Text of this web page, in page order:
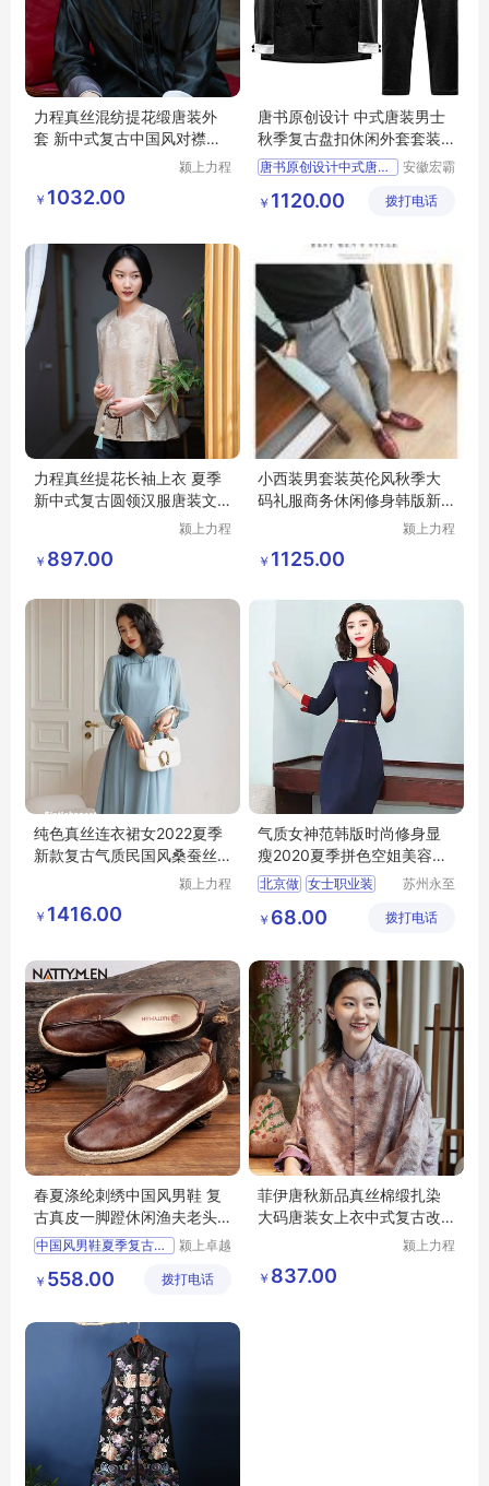
力程真丝混纺提花缎唐装外
套 新中式复古中国风对襟女
颍上力程
￥ 1032.00
唐书原创设计 中式唐装男士
秋季复古盘扣休闲外套套装 1
00苎麻
唐书原创设计中式唐装男
安徽宏霸
有限公司
￥ 1120.00 拨打电话
力程真丝提花长袖上衣 夏季
新中式复古圆领汉服唐装文
颍上力程
￥ 897.00
小西装男套装英伦风秋季大
码礼服商务休闲修身韩版新
颍上力程
￥ 1125.00
纯色真丝连衣裙女2022夏季
新款复古气质民国风桑蚕丝
颍上力程
￥ 1416.00
气质女神范韩版时尚修身显
瘦2020夏季拼色空姐美容院
职业装连衣裙
北京做 女士职业装
北京做校服的工厂
苏州永至
限公司
￥ 68.00 拨打电话
春夏涤纶刺绣中国风男鞋 复
古真皮一脚蹬休闲渔夫老头
布僧鞋
中国风男鞋夏季复古渔夫鞋
颍上卓越
有限公司
￥ 558.00 拨打电话
菲伊唐秋新品真丝棉缎扎染
大码唐装女上衣中式复古改
颍上力程
￥ 837.00